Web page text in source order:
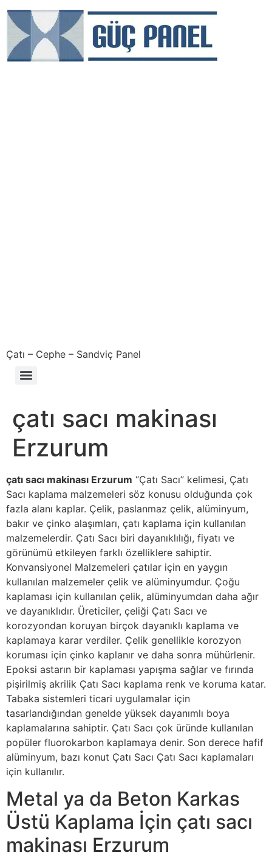
Çatı – Cephe – Sandviç Panel
çatı sacı makinası
Erzurum
çatı sacı makinası Erzurum “Çatı Sacı” kelimesi, Çatı
Sacı kaplama malzemeleri söz konusu olduğunda çok
fazla alanı kaplar. Çelik, paslanmaz çelik, alüminyum,
bakır ve çinko alaşımları, çatı kaplama için kullanılan
malzemelerdir. Çatı Sacı biri dayanıklılığı, fiyatı ve
görünümü etkileyen farklı özelliklere sahiptir.
Konvansiyonel Malzemeleri çatılar için en yaygın
kullanılan malzemeler çelik ve alüminyumdur. Çoğu
kaplaması için kullanılan çelik, alüminyumdan daha ağır
ve dayanıklıdır. Üreticiler, çeliği Çatı Sacı ve
korozyondan koruyan birçok dayanıklı kaplama ve
kaplamaya karar verdiler. Çelik genellikle korozyon
koruması için çinko kaplanır ve daha sonra mühürlenir.
Epoksi astarın bir kaplaması yapışma sağlar ve fırında
pişirilmiş akrilik Çatı Sacı kaplama renk ve koruma katar.
Tabaka sistemleri ticari uygulamalar için
tasarlandığından genelde yüksek dayanımlı boya
kaplamalarına sahiptir. Çatı Sacı çok üründe kullanılan
popüler fluorokarbon kaplamaya denir. Son derece hafif
alüminyum, bazı konut Çatı Sacı Çatı Sacı kaplamaları
için kullanılır.
Metal ya da Beton Karkas
Üstü Kaplama İçin çatı sacı
makinası Erzurum